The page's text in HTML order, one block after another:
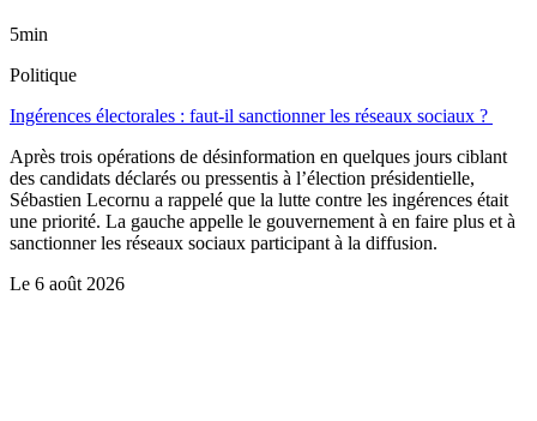
5min
Politique
Ingérences électorales : faut-il sanctionner les réseaux sociaux ?
Après trois opérations de désinformation en quelques jours ciblant
des candidats déclarés ou pressentis à l’élection présidentielle,
Sébastien Lecornu a rappelé que la lutte contre les ingérences était
une priorité. La gauche appelle le gouvernement à en faire plus et à
sanctionner les réseaux sociaux participant à la diffusion.
Le 6 août 2026